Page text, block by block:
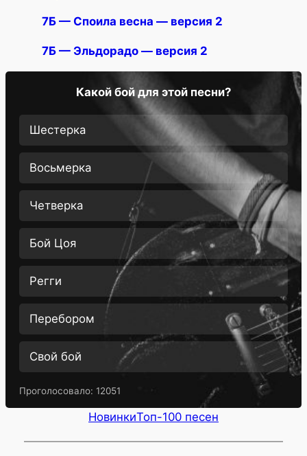
7Б — Споила весна — версия 2
7Б — Эльдорадо — версия 2
Какой бой для этой песни?
Шестерка
Восьмерка
Четверка
Бой Цоя
Регги
Перебором
Свой бой
Проголосовало: 12051
НовинкиТоп-100 песен